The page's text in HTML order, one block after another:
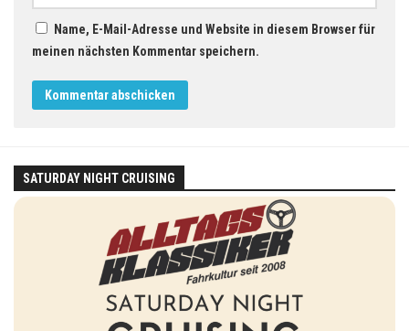
Name, E-Mail-Adresse und Website in diesem Browser für
meinen nächsten Kommentar speichern.
SATURDAY NIGHT CRUISING